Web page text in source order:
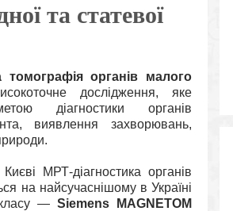
та статевої
томографія органів малого
дослідження, яке
діагностики органів
виявлення захворювань,
МРТ-діагностика органів
на найсучаснішому в Україні
класу — Siemens MAGNETOM